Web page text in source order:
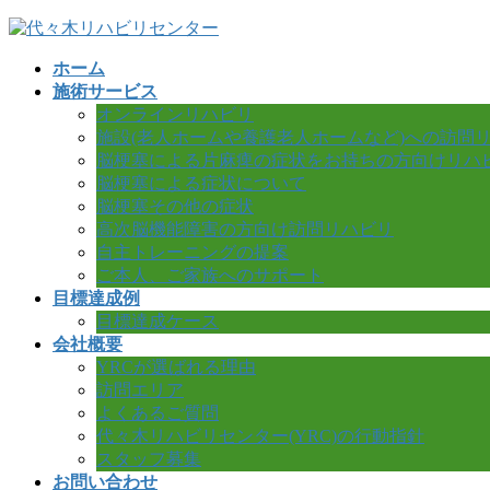
コ
ナ
ホーム
施術サービス
オンラインリハビリ
施設(老人ホームや養護老人ホームなど)への訪問
脳梗塞による片麻痺の症状をお持ちの方向けリハ
脳梗塞による症状について
脳梗塞その他の症状
高次脳機能障害の方向け訪問リハビリ
自主トレーニングの提案
ご本人、ご家族へのサポート
目標達成例
目標達成ケース
会社概要
YRCが選ばれる理由
訪問エリア
よくあるご質問
代々木リハビリセンター(YRC)の行動指針
スタッフ募集
お問い合わせ